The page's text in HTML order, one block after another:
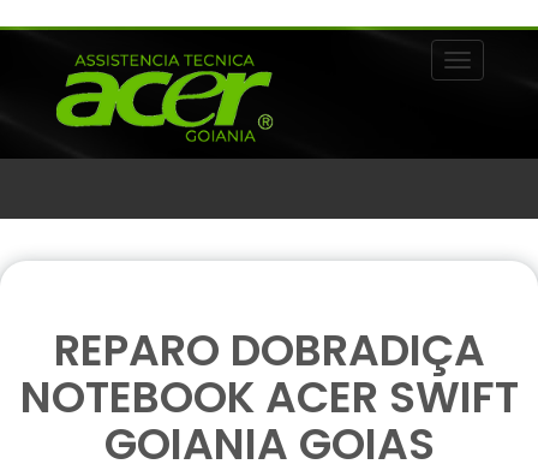
Alternar
REPARO DOBRADIÇA
NOTEBOOK ACER SWIFT
GOIANIA GOIAS